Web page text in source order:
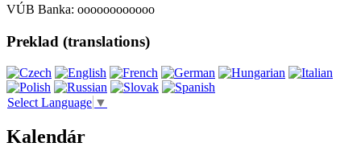
VÚB Banka: oooooooooooo
Preklad (translations)
Select Language ▼
Kalendár